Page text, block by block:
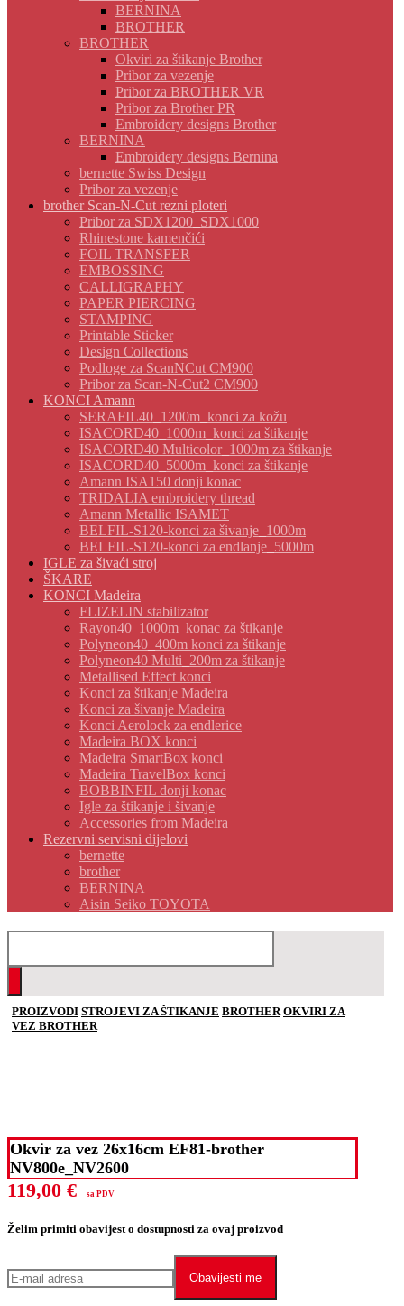
BERNINA
BROTHER
BROTHER
Okviri za štikanje Brother
Pribor za vezenje
Pribor za BROTHER VR
Pribor za Brother PR
Embroidery designs Brother
BERNINA
Embroidery designs Bernina
bernette Swiss Design
Pribor za vezenje
brother Scan-N-Cut rezni ploteri
Pribor za SDX1200_SDX1000
Rhinestone kamenčići
FOIL TRANSFER
EMBOSSING
CALLIGRAPHY
PAPER PIERCING
STAMPING
Printable Sticker
Design Collections
Podloge za ScanNCut CM900
Pribor za Scan-N-Cut2 CM900
KONCI Amann
SERAFIL40_1200m_konci za kožu
ISACORD40_1000m_konci za štikanje
ISACORD40 Multicolor_1000m za štikanje
ISACORD40_5000m_konci za štikanje
Amann ISA150 donji konac
TRIDALIA embroidery thread
Amann Metallic ISAMET
BELFIL-S120-konci za šivanje_1000m
BELFIL-S120-konci za endlanje_5000m
IGLE za šivaći stroj
ŠKARE
KONCI Madeira
FLIZELIN stabilizator
Rayon40_1000m_konac za štikanje
Polyneon40_400m konci za štikanje
Polyneon40 Multi_200m za štikanje
Metallised Effect konci
Konci za štikanje Madeira
Konci za šivanje Madeira
Konci Aerolock za endlerice
Madeira BOX konci
Madeira SmartBox konci
Madeira TravelBox konci
BOBBINFIL donji konac
Igle za štikanje i šivanje
Accessories from Madeira
Rezervni servisni dijelovi
bernette
brother
BERNINA
Aisin Seiko TOYOTA
PROIZVODI STROJEVI ZA ŠTIKANJE BROTHER OKVIRI ZA
VEZ BROTHER
Okvir za vez 26x16cm EF81-brother
NV800e_NV2600
119,00 € sa PDV
Želim primiti obavijest o dostupnosti za ovaj proizvod
Obavijesti me